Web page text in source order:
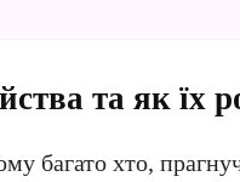
та як їх
багато хто,